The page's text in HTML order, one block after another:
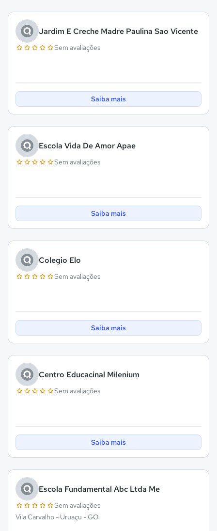
Jardim E Creche Madre Paulina Sao Vicente
Sem avaliações
Saiba mais
Escola Vida De Amor Apae
Sem avaliações
Saiba mais
Colegio Elo
Sem avaliações
Saiba mais
Centro Educacinal Milenium
Sem avaliações
Saiba mais
Escola Fundamental Abc Ltda Me
Sem avaliações
Vila Carvalho - Uruaçu - GO